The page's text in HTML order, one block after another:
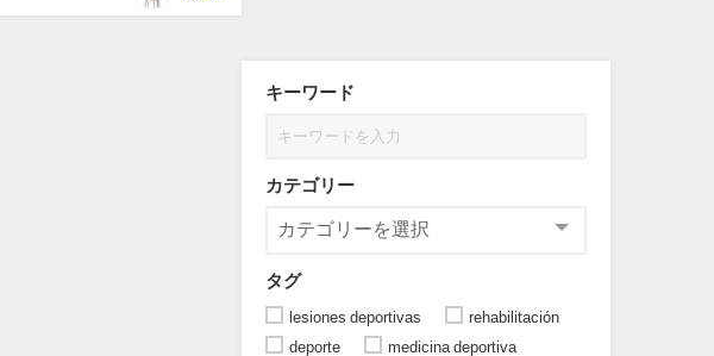
キーワード
カテゴリー
タグ
lesiones deportivas
rehabilitación
deporte
medicina deportiva